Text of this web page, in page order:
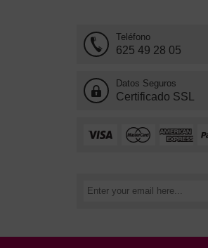
Teléfono
625 49 28 05
Datos Seguros
Certificado SSL